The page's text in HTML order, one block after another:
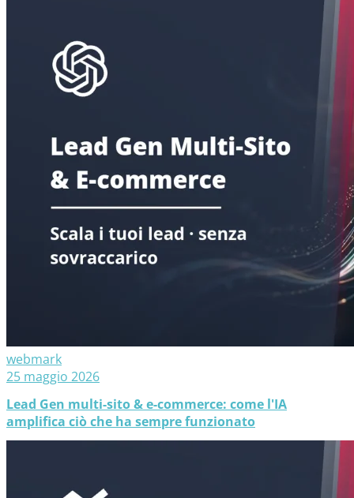
webmark
25 maggio 2026
Lead Gen multi-sito & e-commerce: come l'IA
amplifica ciò che ha sempre funzionato